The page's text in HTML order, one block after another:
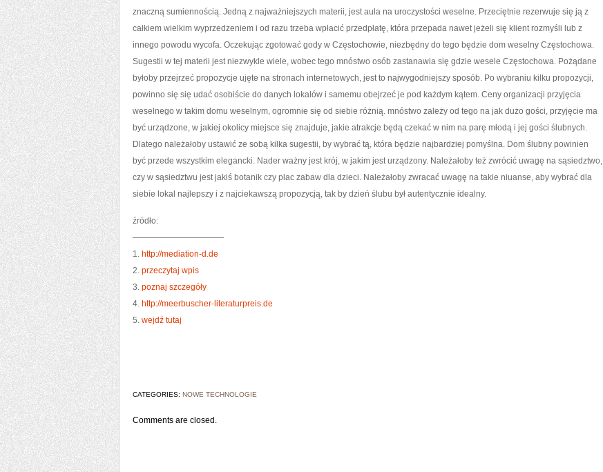
znaczną sumiennością. Jedną z najważniejszych materii, jest aula na uroczystości weselne. Przeciętnie rezerwuje się ją z
całkiem wielkim wyprzedzeniem i od razu trzeba wpłacić przedpłatę, która przepada nawet jeżeli się klient rozmyśli lub z
innego powodu wycofa. Oczekując zgotować gody w Częstochowie, niezbędny do tego będzie dom weselny Częstochowa.
Sugestii w tej materii jest niezwykle wiele, wobec tego mnóstwo osób zastanawia się gdzie wesele Częstochowa. Pożądane
byłoby przejrzeć propozycje ujęte na stronach internetowych, jest to najwygodniejszy sposób. Po wybraniu kilku propozycji,
powinno się się udać osobiście do danych lokalów i samemu obejrzeć je pod każdym kątem. Ceny organizacji przyjęcia
weselnego w takim domu weselnym, ogromnie się od siebie różnią. mnóstwo zależy od tego na jak dużo gości, przyjęcie ma
być urządzone, w jakiej okolicy miejsce się znajduje, jakie atrakcje będą czekać w nim na parę młodą i jej gości ślubnych.
Dlatego należałoby ustawić ze sobą kilka sugestii, by wybrać tą, która będzie najbardziej pomyślna. Dom ślubny powinien
być przede wszystkim elegancki. Nader ważny jest krój, w jakim jest urządzony. Należałoby też zwrócić uwagę na sąsiedztwo,
czy w sąsiedztwu jest jakiś botanik czy plac zabaw dla dzieci. Należałoby zwracać uwagę na takie niuanse, aby wybrać dla
siebie lokal najlepszy i z najciekawszą propozycją, tak by dzień ślubu był autentycznie idealny.
źródło:
———————————
1. http://mediation-d.de
2. przeczytaj wpis
3. poznaj szczegóły
4. http://meerbuscher-literaturpreis.de
5. wejdź tutaj
CATEGORIES: NOWE TECHNOLOGIE
Comments are closed.